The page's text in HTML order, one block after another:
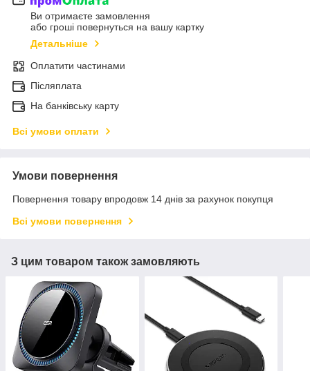
Ви отримаєте замовлення
або гроші повернуться на вашу картку
Детальніше
Оплатити частинами
Післяплата
На банківську карту
Всі умови оплати
Умови повернення
Повернення товару впродовж 14 днів за рахунок покупця
Всі умови повернення
З цим товаром також замовляють